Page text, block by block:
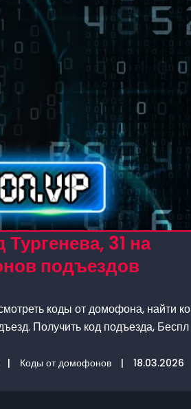
31 на
подъездов
коды от домофона, найти ко
Получить код подъезда, Беспл
| Коды от домофонов | 18.03.2026